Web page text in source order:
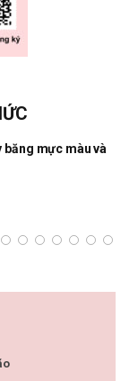
băng mực màu và